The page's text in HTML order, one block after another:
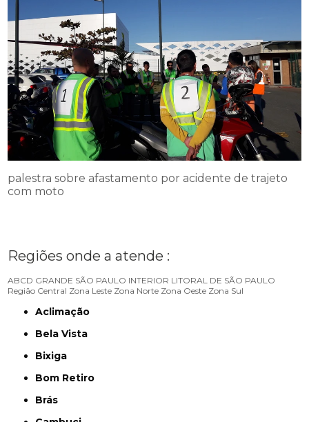
palestra sobre afastamento por acidente de trajeto
com moto
Regiões onde a atende :
ABCD GRANDE SÃO PAULO INTERIOR LITORAL DE SÃO PAULO
Região Central Zona Leste Zona Norte Zona Oeste Zona Sul
Aclimação
Bela Vista
Bixiga
Bom Retiro
Brás